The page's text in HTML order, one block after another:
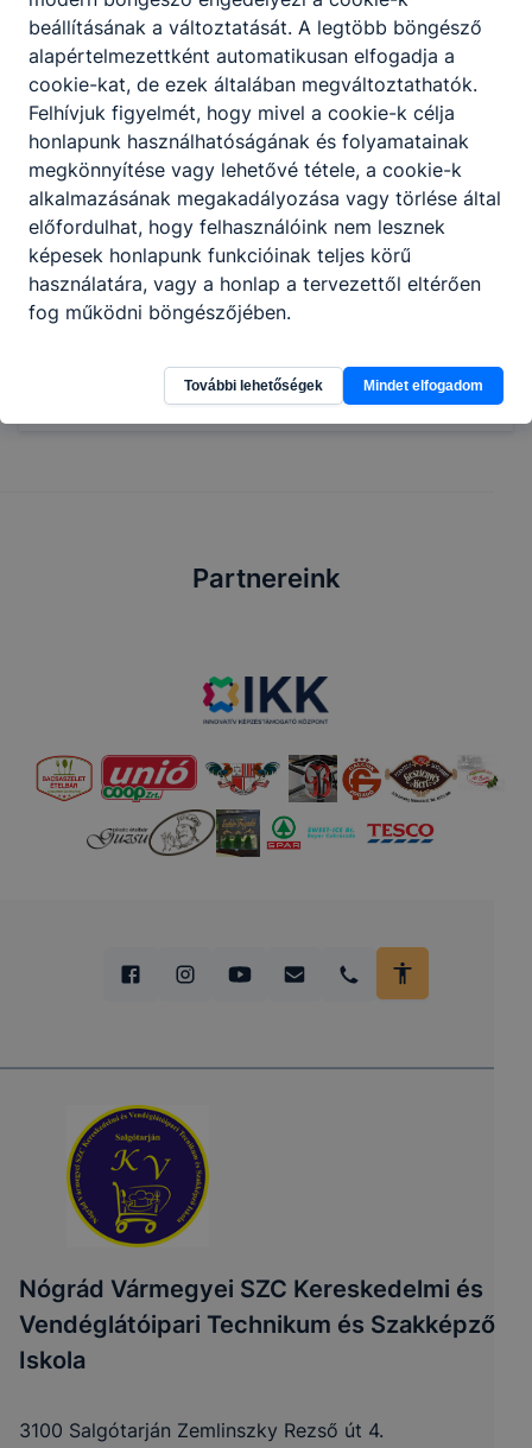
betartja és betartatja a HACCP
szabályzatot;
anyagi és erkölcsi felelősséget vállal a
rábízott javakért;
a konyhatechnológiai eljárásokat
tudatosan alkalmazza;
képes a segédszemélyzet munkáját
összehangolni, irányítani.
Partnereink
Nógrád Vármegyei SZC Kereskedelmi és
Vendéglátóipari Technikum és Szakképző
Iskola
3100 Salgótarján Zemlinszky Rezső út 4.
beállításának a változtatását. A legtöbb böngésző
alapértelmezettként automatikusan elfogadja a
cookie-kat, de ezek általában megváltoztathatók.
Felhívjuk figyelmét, hogy mivel a cookie-k célja
honlapunk használhatóságának és folyamatainak
megkönnyítése vagy lehetővé tétele, a cookie-k
alkalmazásának megakadályozása vagy törlése által
előfordulhat, hogy felhasználóink nem lesznek
képesek honlapunk funkcióinak teljes körű
használatára, vagy a honlap a tervezettől eltérően
fog működni böngészőjében.
További lehetőségek Mindet elfogadom